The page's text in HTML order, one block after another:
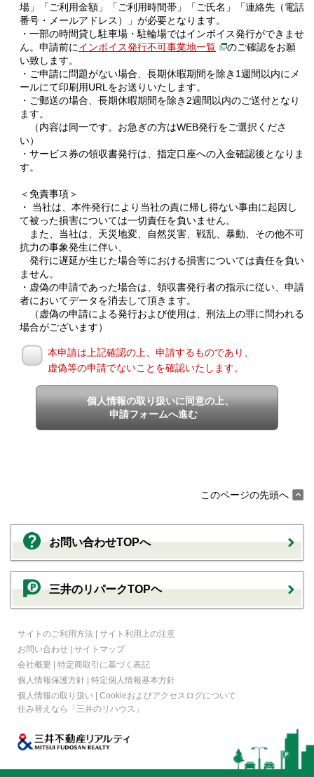
場」「ご利用金額」「ご利用時間帯」「ご氏名」「連絡先（電話
番号・メールアドレス）」が必要となります。
・一部の時間貸し駐車場・駐輪場ではインボイス発行ができませ
ん。申請前にインボイス発行不可事業地一覧
のご確認をお願
い致します。
・ご申請に問題がない場合、長期休暇期間を除き1週間以内にメ
ールにて印刷用URLをお送りいたします。
・ご郵送の場合、長期休暇期間を除き2週間以内のご送付となり
ます。
（内容は同一です。お急ぎの方はWEB発行をご選択くださ
い）
・サービス券の領収書発行は、指定口座への入金確認後となりま
す。
＜免責事項＞
・ 当社は、本件発行により当社の責に帰し得ない事由に起因し
て被った損害については一切責任を負いません。
また、当社は、天災地変、自然災害、戦乱、暴動、その他不可
抗力の事象発生に伴い、
発行に遅延が生じた場合等における損害については責任を負い
ません。
・虚偽の申請であった場合は、領収書発行者の指示に従い、申請
者においてデータを消去して頂きます。
（虚偽の申請による発行および使用は、刑法上の罪に問われる
場合がございます）
本申請は上記確認の上、申請するものであり、
虚偽等の申請でないことを確認いたします。
個人情報の取り扱いに同意の上、
申請フォームへ進む
このページの先頭へ
お問い合わせTOPへ
三井のリパークTOPヘ
サイトのご利用方法 | サイト利用上の注意
お問い合わせ | サイトマップ
会社概要 | 特定商取引に基づく表記
個人情報保護方針 | 特定個人情報基本方針
個人情報の取り扱い | Cookieおよびアクセスログについて
住み替えなら
「三井のリハウス」